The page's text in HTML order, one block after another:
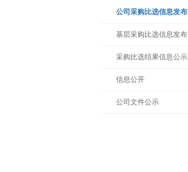
公司采购比选信息发布
基层采购比选信息发布
采购比选结果信息公示
信息公开
公司文件公示